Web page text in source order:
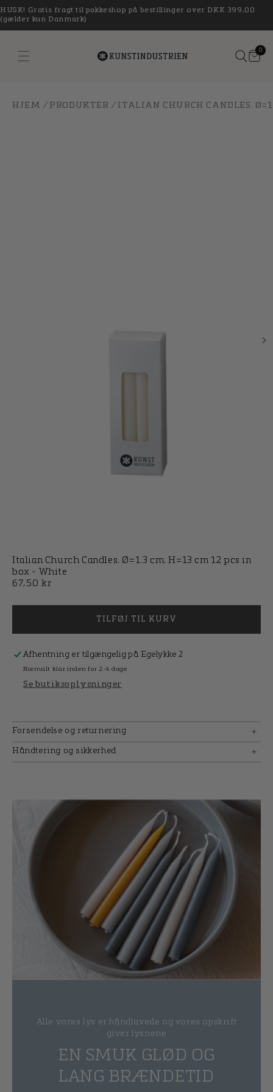
Gå til
indhold
HUSK! Gratis fragt til pakkeshop på bestillinger over DKK 399,00
(gælder kun Danmark)
da.general.menu Kurv
00
HJEM /PRODUKTER /ITALIAN CHURCH CANDLES.
Italian Church Candles. Ø=1.3 cm. H=13 cm 12 pcs in
box - White
Normalpris
67,50 kr
TILFØJ TIL KURV
Afhentning er tilgængelig på Egelykke 2
Normalt klar inden for 2-4 dage
Se butiksoplysninger
Forsendelse og returnering
Håndtering og sikkerhed
Alle vores lys er håndlavede og vores opskrift
giver lysnene
EN SMUK GLØD OG
LANG BRÆNDETID